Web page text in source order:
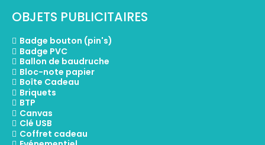
OBJETS PUBLICITAIRES
Badge bouton (pin's)
Badge PVC
Ballon de baudruche
Bloc-note papier
Boîte Cadeau
Briquets
BTP
Canvas
Clé USB
Coffret cadeau